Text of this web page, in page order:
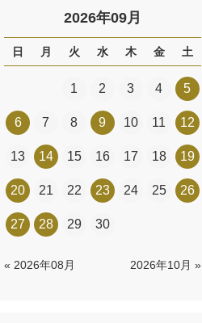
2026年09月
日 月 火 水 木 金 土
1 2 3 4 5
6 7 8 9 10 11 12
13 14 15 16 17 18 19
20 21 22 23 24 25 26
27 28 29 30
« 2026年08月 2026年10月 »